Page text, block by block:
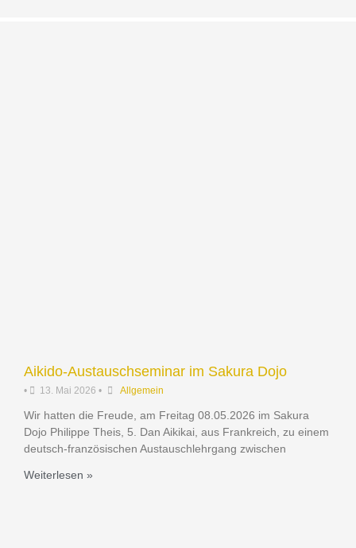
Aikido-Austauschseminar im Sakura Dojo
• 13. Mai 2026 • Allgemein
Wir hatten die Freude, am Freitag 08.05.2026 im Sakura
Dojo Philippe Theis, 5. Dan Aikikai, aus Frankreich, zu einem
deutsch-französischen Austauschlehrgang zwischen
Weiterlesen »